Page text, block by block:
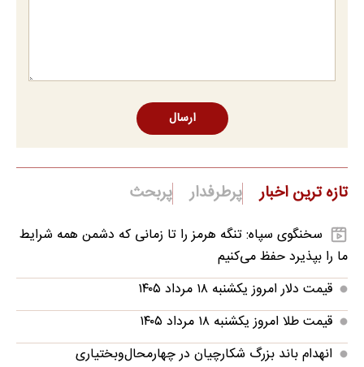
ارسال
تازه ترین اخبار پرطرفدار پربحث
سخنگوی سپاه: تنگه هرمز را تا زمانی که دشمن همه‌ شرایط
ما را بپذیرد حفظ می‌کنیم
قیمت دلار امروز یکشنبه ۱۸ مرداد ۱۴۰۵
قیمت طلا امروز یکشنبه ۱۸ مرداد ۱۴۰۵
انهدام باند بزرگ شکارچیان در چهارمحال‌وبختیاری